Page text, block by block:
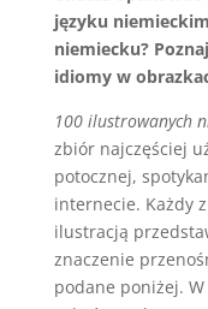
języku
niemiecku?
idiomy w
100 ilustrowanych
zbiór najczęściej
potocznej,
internecie. Każdy
ilustracją
znaczenie
podane poniżej.